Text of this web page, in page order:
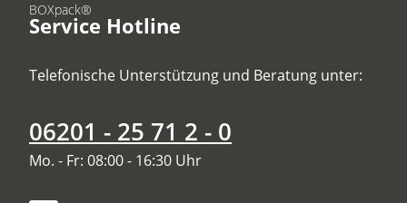
BOXpack®
Service Hotline
Telefonische Unterstützung und Beratung unter:
06201 - 25 71 2 - 0
Mo. - Fr: 08:00 - 16:30 Uhr